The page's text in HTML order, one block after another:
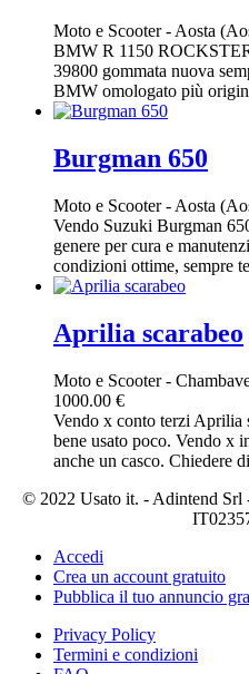
Moto e Scooter- Aosta
BMW R 1150
39800 gommata nuova
BMW omologato più
Burgman 650
Moto e Scooter- Aosta
Vendo Suzuki Burgman
genere per cura e
condizioni ottime, sempre
Aprilia scarabeo
Moto e Scooter-
1000.00 €
Vendo x conto terzi Aprilia
bene usato poco. Vendo x
anche un casco. Chiedere
© 2022 Usato it. - Adintend Srl
Accedi
Crea un account gratuito
Pubblica il tuo annuncio
Privacy Policy
Termini e condizioni